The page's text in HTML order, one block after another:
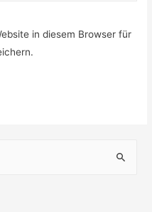
in diesem Browser für